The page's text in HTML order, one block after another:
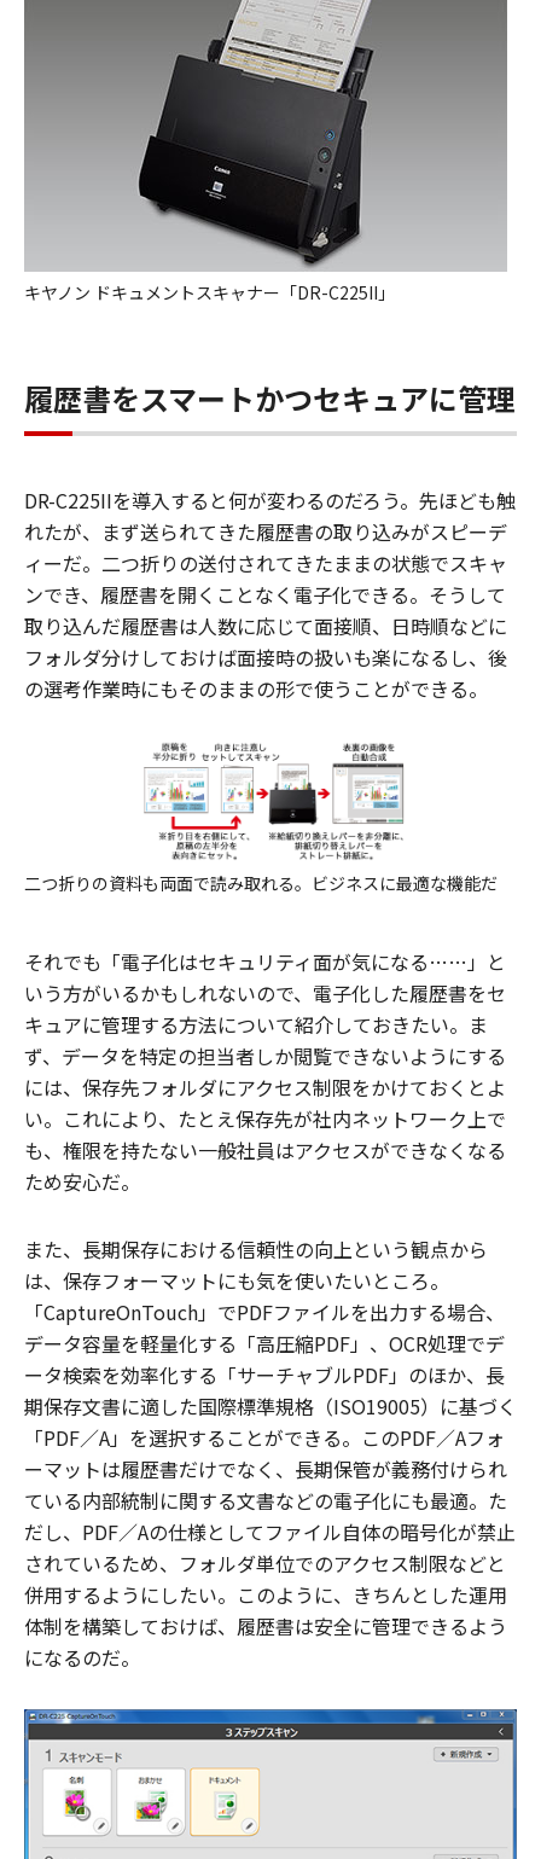
キヤノン ドキュメントスキャナー「DR-C225II」
履歴書をスマートかつセキュアに管理
DR-C225IIを導入すると何が変わるのだろう。先ほども触
れたが、まず送られてきた履歴書の取り込みがスピーデ
ィーだ。二つ折りの送付されてきたままの状態でスキャ
ンでき、履歴書を開くことなく電子化できる。そうして
取り込んだ履歴書は人数に応じて面接順、日時順などに
フォルダ分けしておけば面接時の扱いも楽になるし、後
の選考作業時にもそのままの形で使うことができる。
二つ折りの資料も両面で読み取れる。ビジネスに最適な機能だ
それでも「電子化はセキュリティ面が気になる……」と
いう方がいるかもしれないので、電子化した履歴書をセ
キュアに管理する方法について紹介しておきたい。ま
ず、データを特定の担当者しか閲覧できないようにする
には、保存先フォルダにアクセス制限をかけておくとよ
い。これにより、たとえ保存先が社内ネットワーク上で
も、権限を持たない一般社員はアクセスができなくなる
ため安心だ。
また、長期保存における信頼性の向上という観点から
は、保存フォーマットにも気を使いたいところ。
「CaptureOnTouch」でPDFファイルを出力する場合、
データ容量を軽量化する「高圧縮PDF」、OCR処理でデ
ータ検索を効率化する「サーチャブルPDF」のほか、長
期保存文書に適した国際標準規格（ISO19005）に基づく
「PDF／A」を選択することができる。このPDF／Aフォ
ーマットは履歴書だけでなく、長期保管が義務付けられ
ている内部統制に関する文書などの電子化にも最適。た
だし、PDF／Aの仕様としてファイル自体の暗号化が禁止
されているため、フォルダ単位でのアクセス制限などと
併用するようにしたい。このように、きちんとした運用
体制を構築しておけば、履歴書は安全に管理できるよう
になるのだ。